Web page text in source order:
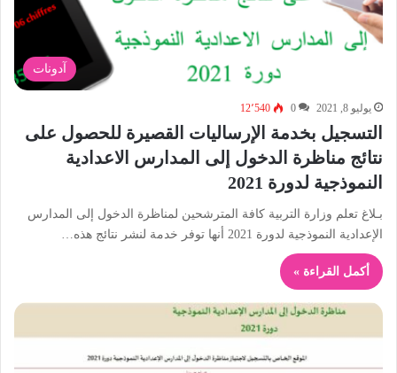
آدونات
يوليو 8, 2021 0 12٬540
التسجيل بخدمة الإرساليات القصيرة للحصول على
نتائج مناظرة الدخول إلى المدارس الاعدادية
النموذجية لدورة 2021
بـلاغ تعلم وزارة التربية كافة المترشحين لمناظرة الدخول إلى المدارس
الإعدادية النموذجية لدورة 2021 أنها توفر خدمة لنشر نتائج هذه…
أكمل القراءة »